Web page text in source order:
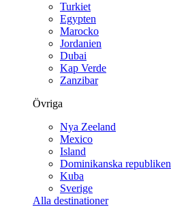
Turkiet
Egypten
Marocko
Jordanien
Dubai
Kap Verde
Zanzibar
Övriga
Nya Zeeland
Mexico
Island
Dominikanska republiken
Kuba
Sverige
Alla destinationer